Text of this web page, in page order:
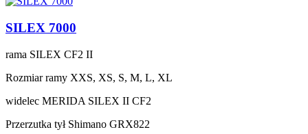
SILEX 7000
rama SILEX CF2 II
Rozmiar ramy XXS, XS, S, M, L, XL
widelec MERIDA SILEX II CF2
Przerzutka tył Shimano GRX822